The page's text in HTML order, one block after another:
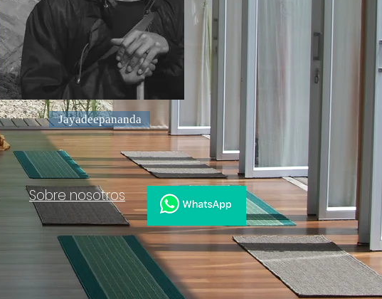
Jayadeepananda
Sobre nosotros